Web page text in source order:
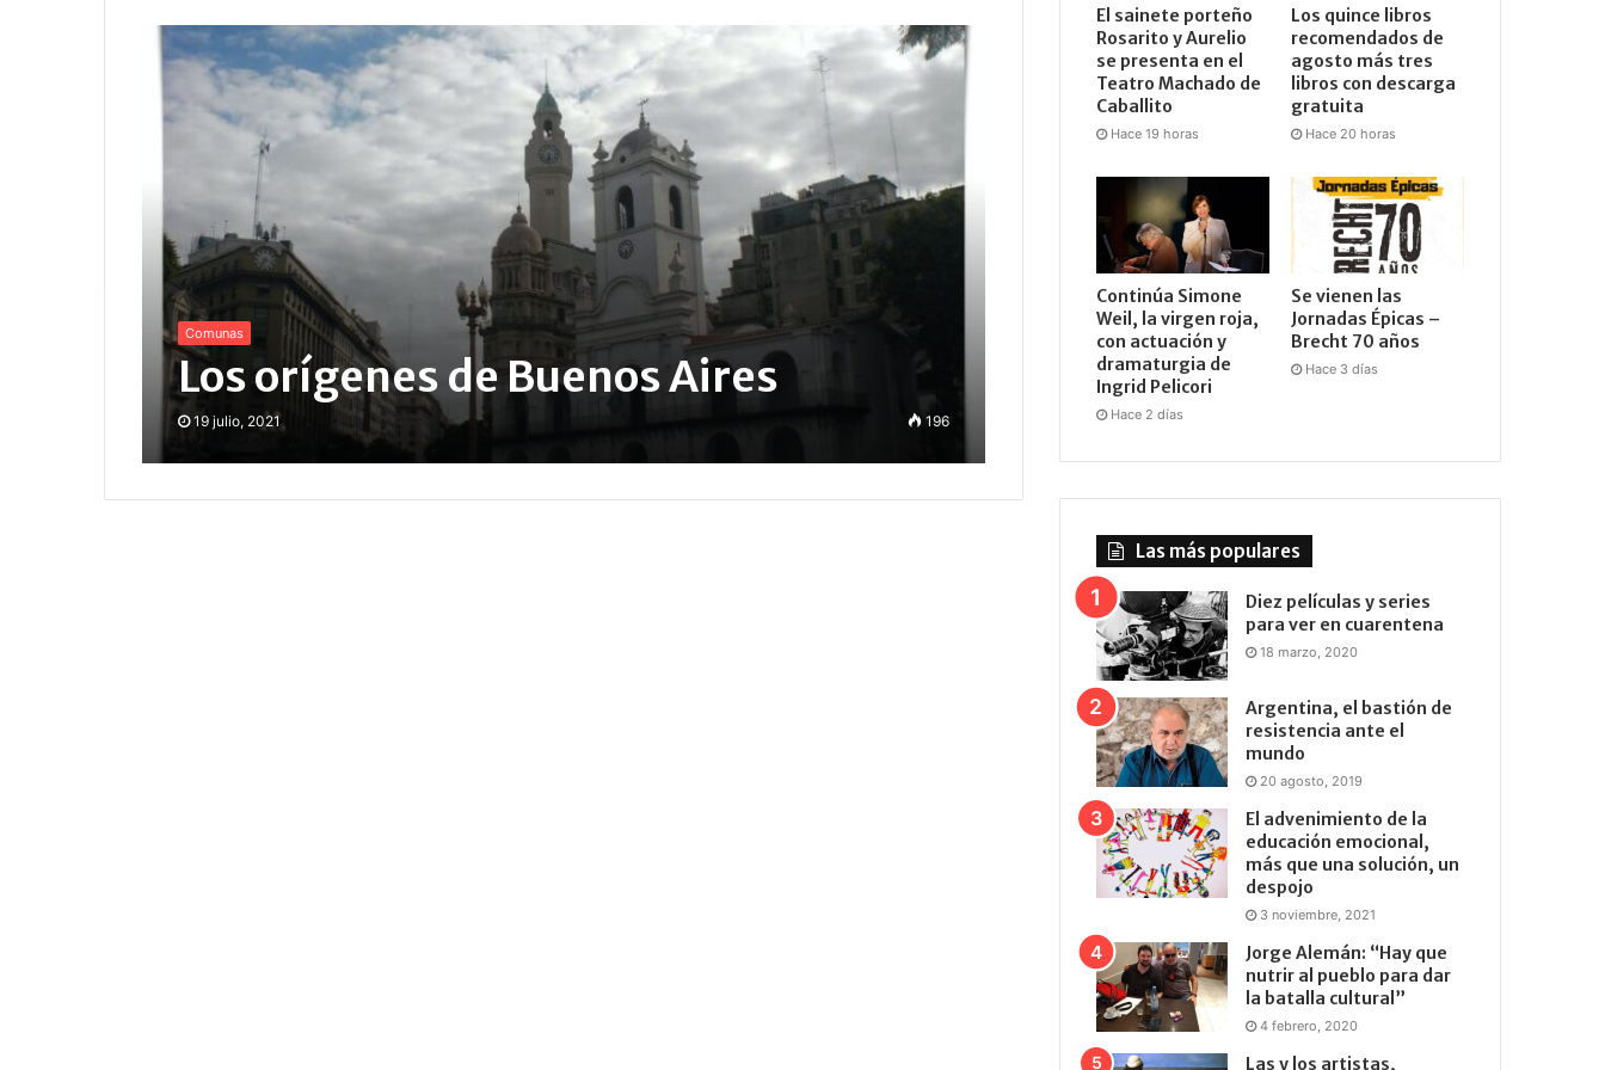
Comunas
Los orígenes de Buenos Aires
19 julio, 2021 196
El sainete porteño
Rosarito y Aurelio
se presenta en el
Teatro Machado de
Caballito
Hace 19 horas
Los quince libros
recomendados de
agosto más tres
libros con descarga
gratuita
Hace 20 horas
Continúa Simone
Weil, la virgen roja,
con actuación y
dramaturgia de
Ingrid Pelicori
Hace 2 días
Se vienen las
Jornadas Épicas –
Brecht 70 años
Hace 3 días
Las más populares
Diez películas y series
para ver en cuarentena
18 marzo, 2020
Argentina, el bastión de
resistencia ante el
mundo
20 agosto, 2019
El advenimiento de la
educación emocional,
más que una solución, un
despojo
3 noviembre, 2021
Jorge Alemán: “Hay que
nutrir al pueblo para dar
la batalla cultural”
4 febrero, 2020
Las y los artistas,